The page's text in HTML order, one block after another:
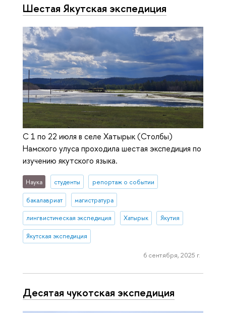
Шестая Якутская экспедиция
С 1 по 22 июля в селе Хатырык (Столбы)
Намского улуса проходила шестая экспедиция по
изучению якутского языка.
Наука студенты репортаж о событии
бакалавриат магистратура
лингвистическая экспедиция Хатырык Якутия
Якутская экспедиция
6 сентября, 2025 г.
Десятая чукотская экспедиция